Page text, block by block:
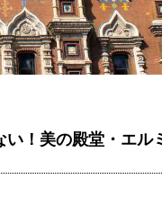
！美の殿堂・エル